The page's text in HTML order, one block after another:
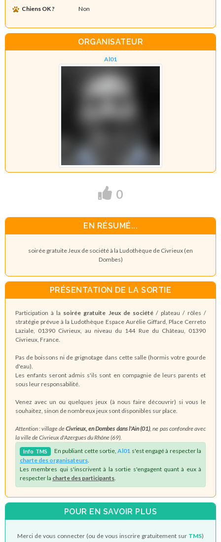
Chiens OK ?
Non
ORGANISATEUR
Al01
0
EN RÉSUMÉ...
soirée gratuite Jeux de société à la Ludothèque de Civrieux (en
Dombes)
PRÉSENTATION DE LA SORTIE
Participation à la soirée gratuite Jeux de société / plateau / rôles /
stratégie prévue à la Ludothèque Espace Aurélie Giffard, Place Cerreto
Laziale, 01390 Civrieux, au niveau du 144 Rue du Château, 01390
Civrieux, France.
Pas de boissons ni de grignotage dans cette salle (hormis votre gourde
d'eau).
Les enfants seront admis s'ils sont en compagnie de leurs parents et
sous leur responsabilité.
Venez avec un ou quelques jeux (à nous faire découvrir) si vous le
souhaitez, sinon de nombreux jeux sont disponibles sur place.
Attention : village deCivrieux, en Dombes dans l'Ain (01), ne pas confondre avec
la ville de Civrieux d'Azergues du Rhône (69).
Info TMS En publiant cette sortie,Al01 s'est engagé à respecter la
charte des organisateurs
Les membres qui s'inscrivent à la sortie s'engagent quant à eux à
respecter la charte des participants
POUR EN SAVOIR PLUS
Merci de vous connecter (ou de vous inscrire gratuitement sur TMS)